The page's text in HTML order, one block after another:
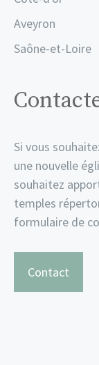
Aveyron
Saône-et-Loire
Si vous
une nouvelle
souhaitez
temples
formulaire de
Contact